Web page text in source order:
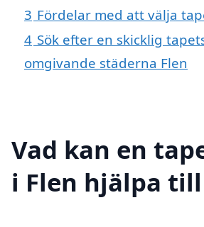
3 Fördelar med att välja
4 Sök efter en skicklig
omgivande städerna Flen
Vad kan en
i Flen hjälpa